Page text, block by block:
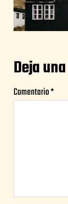
Deja
Comentario*